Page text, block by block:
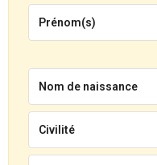
Prénom(s)
Nom de naissance
Civilité